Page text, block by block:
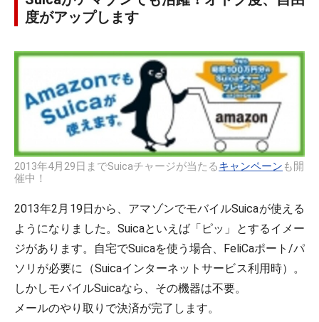
度がアップします
2013年4月29日までSuicaチャージが当たるキャンペーン も開
催中！
2013年2月19日から、アマゾンでモバイルSuicaが使える
ようになりました。Suicaといえば「ピッ」とするイメー
ジがあります。自宅でSuicaを使う場合、FeliCaポート/パ
ソリが必要に（Suicaインターネットサービス利用時）。
しかしモバイルSuicaなら、その機器は不要。
メールのやり取りで決済が完了します。